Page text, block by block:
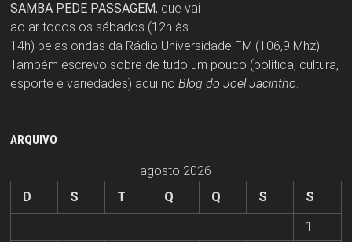
SAMBA PEDE PASSAGEM, que vai
ao ar todos os sábados (12h às
14h) pelas ondas da Rádio Universidade FM (106,9 Mhz).
Também escrevo sobre de tudo um pouco (política, cultura,
esporte e variedades) aqui no Blog do Joel Jacintho.
ARQUIVO
agosto 2026
D
S T Q Q S
S
1